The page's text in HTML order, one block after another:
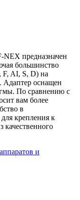
предназначен
большинство
F, AI, S, D) на
Адаптер оснащен
По сравнению с
вам более
в
крепления к
и